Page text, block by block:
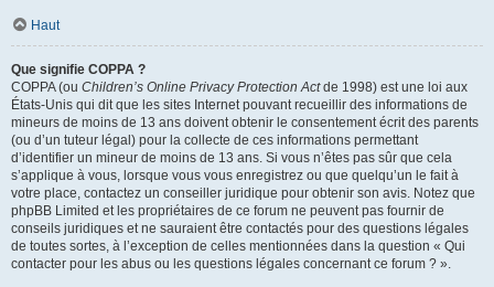
Haut
Que signifie COPPA ?
COPPA (ou Children’s Online Privacy Protection Actde 1998) est une loi aux
États-Unis qui dit que les sites Internet pouvant recueillir des informations de
mineurs de moins de 13 ans doivent obtenir le consentement écrit des parents
(ou d’un tuteur légal) pour la collecte de ces informations permettant
d’identifier un mineur de moins de 13 ans. Si vous n’êtes pas sûr que cela
s’applique à vous, lorsque vous vous enregistrez ou que quelqu’un le fait à
votre place, contactez un conseiller juridique pour obtenir son avis. Notez que
phpBB Limited et les propriétaires de ce forum ne peuvent pas fournir de
conseils juridiques et ne sauraient être contactés pour des questions légales
de toutes sortes, à l’exception de celles mentionnées dans la question « Qui
contacter pour les abus ou les questions légales concernant ce forum ? ».